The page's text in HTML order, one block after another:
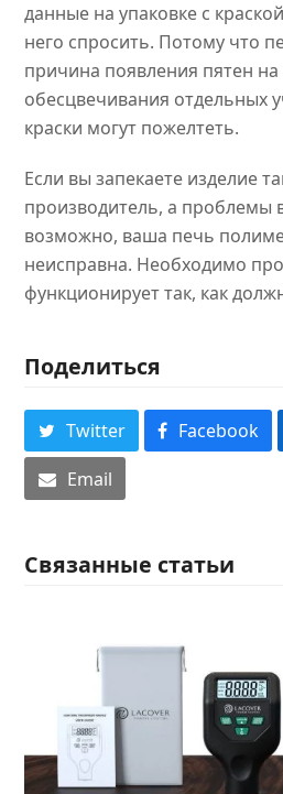
данные на упаковке с
него спросить. Потому что
причина появления пятен
обесцвечивания отдельных
краски могут пожелтеть.
Если вы запекаете изделие
производитель, а проблемы
возможно, ваша печь
неисправна. Необходимо
функционирует так, как
Поделиться
Twitter Facebook
Email
Связанные статьи